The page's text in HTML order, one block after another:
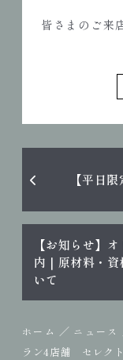
皆さまのご来
【平日
【お知らせ】
内｜原材料・
いて
ホーム ／ ニュース
ラン4店舗 セレク